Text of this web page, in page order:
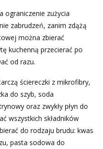
ograniczenie zużycia
zabrudzeń, zanim zdążą
można zbierać
kuchenną przecierać po
od razu.
ściereczki z mikrofibry,
do szyb, soda
oraz zwykły płyn do
wszystkich składników
do rodzaju brudu: kwas
pasta sodowa do